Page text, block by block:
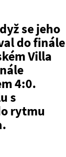
se jeho
do finále
Villa
4:0.
s
rytmu